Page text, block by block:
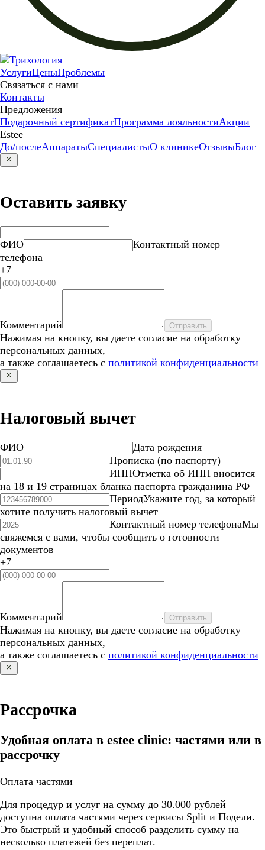
УслугиЦеныПроблемы
Связаться с нами
Контакты
Предложения
Подарочный сертификатПрограмма лояльностиАкции
Estee
До/послеАппаратыСпециалистыО клиникеОтзывыБлог
Оставить заявку
ФИО
Контактный номер
телефона
+7
Комментарий Отправить
Нажимая на кнопку, вы даете согласие на обработку
персональных данных,
а также соглашаетесь с политикой конфиденциальности
Налоговый вычет
ФИО
Дата рождения
Прописка (по паспорту)
ИННОтметка об ИНН вносится
на 18 и 19 страницах бланка паспорта гражданина РФ
ПериодУкажите год, за который
хотите получить налоговый вычет
Контактный номер телефонаМы
свяжемся с вами, чтобы сообщить о готовности
документов
+7
Комментарий Отправить
Нажимая на кнопку, вы даете согласие на обработку
персональных данных,
а также соглашаетесь с политикой конфиденциальности
Рассрочка
Удобная оплата в estee clinic: частями или в
рассрочку
Оплата частями
Для процедур и услуг на сумму до 30.000 рублей
доступна оплата частями через сервисы Split и Подели.
Это быстрый и удобный способ разделить сумму на
несколько платежей без переплат.